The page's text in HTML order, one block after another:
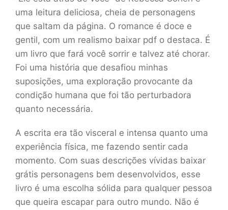
uma leitura deliciosa, cheia de personagens
que saltam da página. O romance é doce e
gentil, com um realismo baixar pdf o destaca. É
um livro que fará você sorrir e talvez até chorar.
Foi uma história que desafiou minhas
suposições, uma exploração provocante da
condição humana que foi tão perturbadora
quanto necessária.
A escrita era tão visceral e intensa quanto uma
experiência física, me fazendo sentir cada
momento. Com suas descrições vívidas baixar
grátis personagens bem desenvolvidos, esse
livro é uma escolha sólida para qualquer pessoa
que queira escapar para outro mundo. Não é